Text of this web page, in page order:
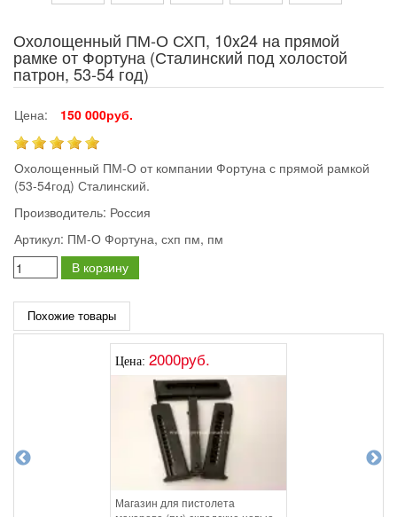
Охолощенный ПМ-О СХП, 10x24 на прямой
рамке от Фортуна (Сталинский под холостой
патрон, 53-54 год)
Цена: 150 000руб.
Охолощенный ПМ-О от компании Фортуна с прямой рамкой
(53-54год) Сталинский.
Производитель: Россия
Артикул: ПМ-О Фортуна, схп пм, пм
В корзину
Похожие товары
Цена: 2000руб.
Магазин для пистолета